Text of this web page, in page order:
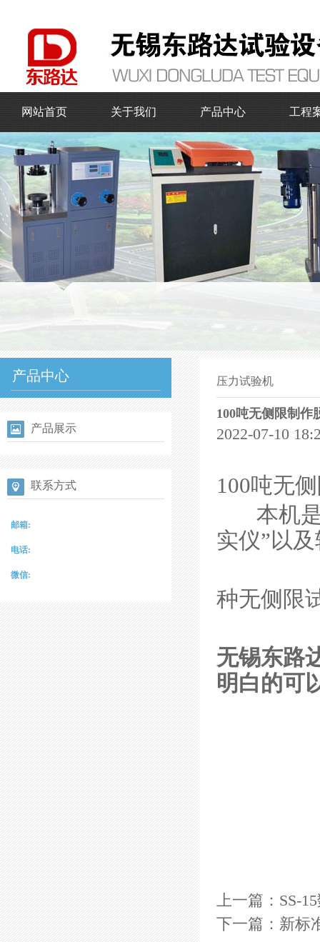
网站首页 关于我们
企业文化
产品中心
万能材料试验机
压力试验机
混凝土试验仪器
工程
产品中心
产品展示
联系方式
邮箱:
电话:
微信:
压力试验机
100吨无侧限制作
2022-07-10
100吨无
本机是
实仪”以
种无侧限
无锡东路
明白的可
上一篇：SS-
下一篇：新标